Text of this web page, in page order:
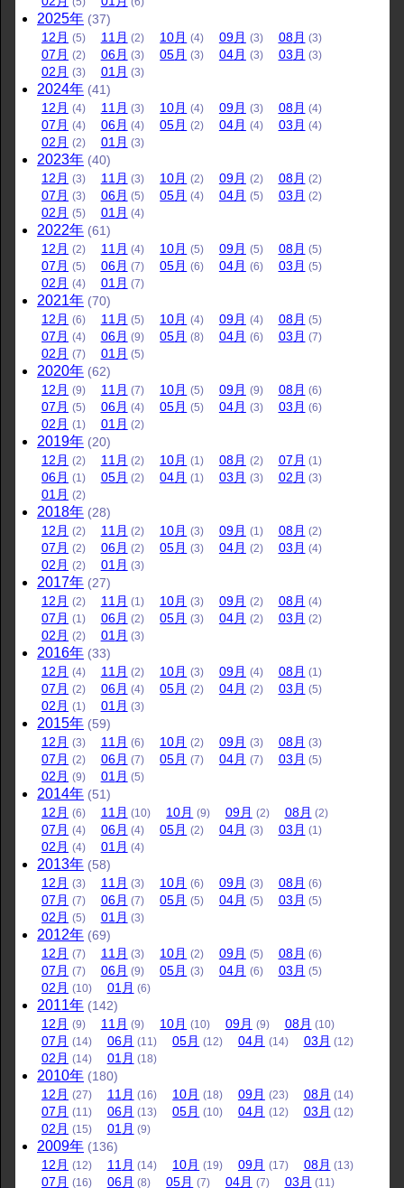
2025年 (37)
12 月 (5) 11 月 (2) 10月 (4) 09月 (3) 08月 (3)
07 月 (2) 06月 (3) 05月 (3) 04月 (3) 03 月 (3)
02 月 (3) 01 月 (3)
2024年 (41)
12 月 (4) 11 月 (3) 10月 (4) 09月 (3) 08月 (4)
07 月 (4) 06月 (4) 05月 (2) 04月 (4) 03 月 (4)
02 月 (2) 01 月 (3)
2023年 (40)
12 月 (3) 11 月 (3) 10月 (2) 09月 (2) 08月 (2)
07 月 (3) 06月 (5) 05月 (4) 04月 (5) 03 月 (2)
02 月 (5) 01 月 (4)
2022年 (61)
12 月 (2) 11 月 (4) 10月 (5) 09月 (5) 08月 (5)
07 月 (5) 06月 (7) 05月 (6) 04月 (6) 03 月 (5)
02 月 (4) 01 月 (7)
2021年 (70)
12 月 (6) 11 月 (5) 10月 (4) 09月 (4) 08月 (5)
07 月 (4) 06月 (9) 05月 (8) 04月 (6) 03 月 (7)
02 月 (7) 01 月 (5)
2020年 (62)
12 月 (9) 11 月 (7) 10月 (5) 09月 (9) 08月 (6)
07 月 (5) 06月 (4) 05月 (5) 04月 (3) 03 月 (6)
02 月 (1) 01 月 (2)
2019年 (20)
12 月 (2) 11 月 (2) 10月 (1) 08月 (2) 07 月 (1)
06月 (1) 05月 (2) 04月 (1) 03 月 (3) 02 月 (3)
01 月 (2)
2018年 (28)
12 月 (2) 11 月 (2) 10月 (3) 09月 (1) 08月 (2)
07 月 (2) 06月 (2) 05月 (3) 04月 (2) 03 月 (4)
02 月 (2) 01 月 (3)
2017年 (27)
12 月 (2) 11 月 (1) 10月 (3) 09月 (2) 08月 (4)
07 月 (1) 06月 (2) 05月 (3) 04月 (2) 03 月 (2)
02 月 (2) 01 月 (3)
2016年 (33)
12 月 (4) 11 月 (2) 10月 (3) 09月 (4) 08月 (1)
07 月 (2) 06月 (4) 05月 (2) 04月 (2) 03 月 (5)
02 月 (1) 01 月 (3)
2015年 (59)
12 月 (3) 11 月 (6) 10月 (2) 09月 (3) 08月 (3)
07 月 (2) 06月 (7) 05月 (7) 04月 (7) 03 月 (5)
02 月 (9) 01 月 (5)
2014年 (51)
12 月 (6) 11 月 (10) 10月 (9) 09月 (2) 08月 (2)
07 月 (4) 06月 (4) 05月 (2) 04月 (3) 03 月 (1)
02 月 (4) 01 月 (4)
2013年 (58)
12 月 (3) 11 月 (3) 10月 (6) 09月 (3) 08月 (6)
07 月 (7) 06月 (7) 05月 (5) 04月 (5) 03 月 (5)
02 月 (5) 01 月 (3)
2012年 (69)
12 月 (7) 11 月 (3) 10月 (2) 09月 (5) 08月 (6)
07 月 (7) 06月 (9) 05月 (3) 04月 (6) 03 月 (5)
02 月 (10) 01 月 (6)
2011年 (142)
12 月 (9) 11 月 (9) 10月 (10) 09月 (9) 08月 (10)
07 月 (14) 06月 (11) 05月 (12) 04月 (14) 03 月 (12)
02 月 (14) 01 月 (18)
2010年 (180)
12 月 (27) 11 月 (16) 10月 (18) 09月 (23) 08月 (14)
07 月 (11) 06月 (13) 05月 (10) 04月 (12) 03 月 (12)
02 月 (15) 01 月 (9)
2009年 (136)
12 月 (12) 11 月 (14) 10月 (19) 09月 (17) 08月 (13)
07 月 (16) 06月 (8) 05月 (7) 04月 (7) 03 月 (11)